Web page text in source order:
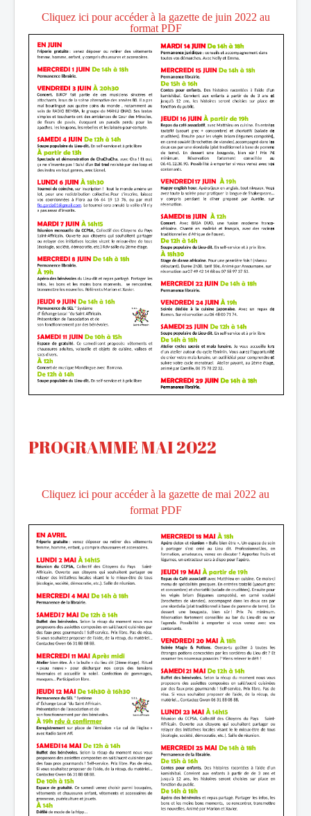
Cliquez ici pour accéder à la gazette de juin 2022 au
format PDF
PROGRAMME MAI 2022
Cliquez ici pour accéder à la gazette de mai 2022 au
format PDF